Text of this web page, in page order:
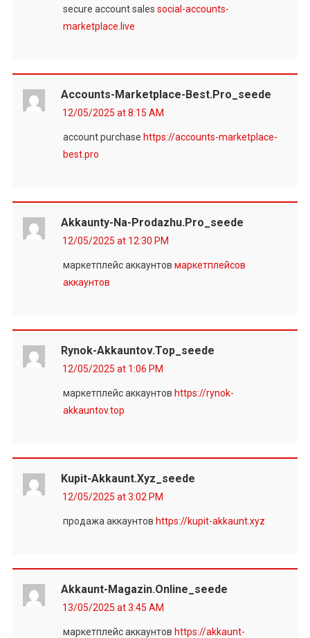
secure account sales social-accounts-
marketplace.live
Accounts-Marketplace-Best.pro_seede
12/05/2025 at 8:15 AM
account purchase https://accounts-marketplace-
best.pro
Akkaunty-Na-Prodazhu.pro_seede
12/05/2025 at 12:30 PM
маркетплейс аккаунтов маркетплейсов
аккаунтов
Rynok-Akkauntov.top_seede
12/05/2025 at 1:06 PM
маркетплейс аккаунтов https://rynok-
akkauntov.top
Kupit-Akkaunt.xyz_seede
12/05/2025 at 3:02 PM
продажа аккаунтов https://kupit-akkaunt.xyz
Akkaunt-Magazin.online_seede
13/05/2025 at 3:45 AM
маркетплейс аккаунтов https://akkaunt-